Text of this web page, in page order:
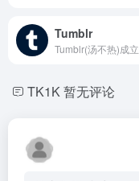
Tumblr
TK1K暂无评论